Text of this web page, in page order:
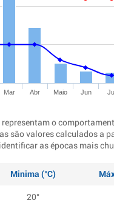
Mar Abr Maio Jun
o
são valores calculados a
as épocas mais
Minima (°C)
20°